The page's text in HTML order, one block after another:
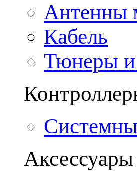
Антенны
Кабель
Тюнеры и
Аксессуары